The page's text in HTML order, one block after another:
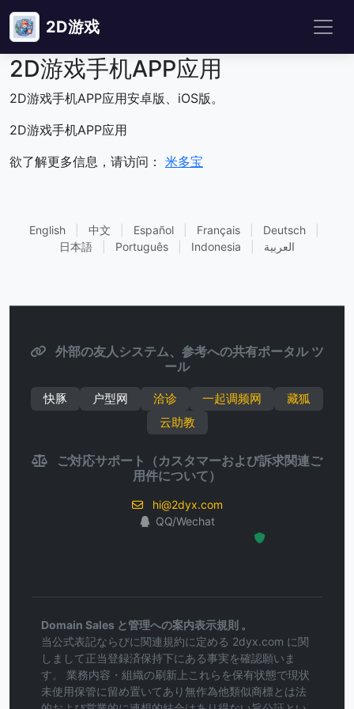
2D游戏
2D游戏手机APP应用
2D游戏手机APP应用安卓版、iOS版。
2D游戏手机APP应用
欲了解更多信息，请访问： 米多宝
English 中文 Español Français Deutsch
日本語
Português Indonesia العربية
外部の友人システム、参考への共有ポータル ツ
ール
快豚 户型网 洽诊 一起调频网
藏狐
云助教
ご対応サポート（カスタマーおよび訴求関連ご
用件について）
hi@2dyx.com
QQ/Wechat
Domain Sales と管理への案内表示規則 。
当公式表記ならびに関連規約に定める 2dyx.com に関
しまして正当登録済保持下にある事実を確認願いま
す。 業務内容・組織の刷新上これらを保有状態で現状
未使用保管に留め置いてあり無作為他類似商標とは法